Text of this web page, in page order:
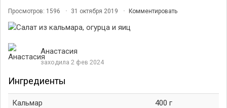
Просмотров: 1596 31 октября 2019 Комментировать
Анастасия
заходила 2 фев 2024
Ингредиенты
Кальмар 400 г